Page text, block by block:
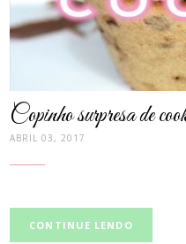
Copinho surpresa de
ABRIL 03, 2017
CONTINUE LENDO